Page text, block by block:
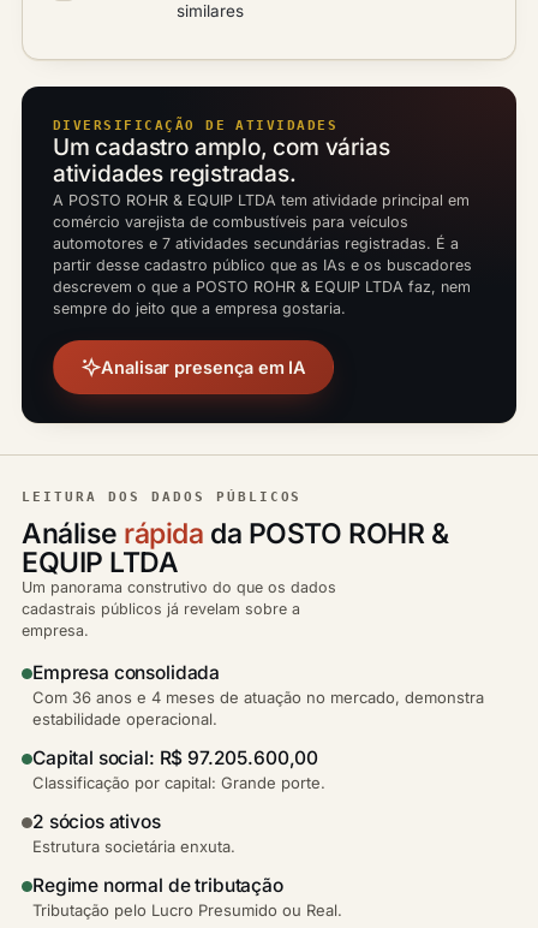
similares
DIVERSIFICAÇÃO DE ATIVIDADES
Um cadastro amplo, com várias
atividades registradas.
A POSTO ROHR & EQUIP LTDA tem atividade principal em
comércio varejista de combustíveis para veículos
automotores e 7 atividades secundárias registradas. É a
partir desse cadastro público que as IAs e os buscadores
descrevem o que a POSTO ROHR & EQUIP LTDA faz, nem
sempre do jeito que a empresa gostaria.
Analisar presença em IA
LEITURA DOS DADOS PÚBLICOS
Análise rápida da POSTO ROHR &
EQUIP LTDA
Um panorama construtivo do que os dados
cadastrais públicos já revelam sobre a
empresa.
Empresa consolidada
Com 36 anos e 4 meses de atuação no mercado, demonstra
estabilidade operacional.
Capital social: R$ 97.205.600,00
Classificação por capital: Grande porte.
2 sócios ativos
Estrutura societária enxuta.
Regime normal de tributação
Tributação pelo Lucro Presumido ou Real.